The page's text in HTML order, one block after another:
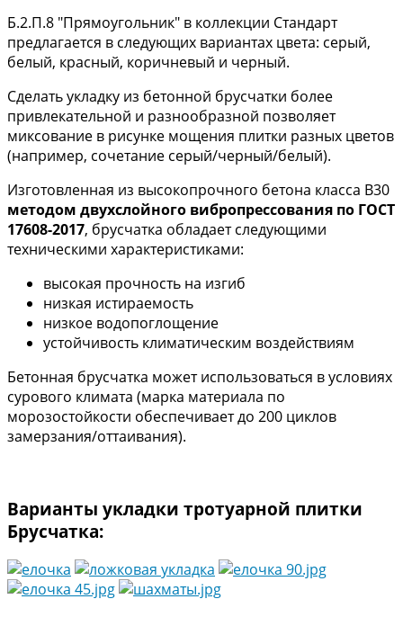
Б.2.П.8 "Прямоугольник" в коллекции Стандарт
предлагается в следующих вариантах цвета: серый,
белый, красный, коричневый и черный.
Сделать укладку из бетонной брусчатки более
привлекательной и разнообразной позволяет
миксование в рисунке мощения плитки разных цветов
(например, сочетание серый/черный/белый).
Изготовленная из высокопрочного бетона класса В30
методом двухслойного вибропрессования по ГОСТ
17608-2017, брусчатка обладает следующими
техническими характеристиками:
высокая прочность на изгиб
низкая истираемость
низкое водопоглощение
устойчивость климатическим воздействиям
Бетонная брусчатка может использоваться в условиях
сурового климата (марка материала по
морозостойкости обеспечивает до 200 циклов
замерзания/оттаивания).
Варианты укладки тротуарной плитки
Брусчатка: